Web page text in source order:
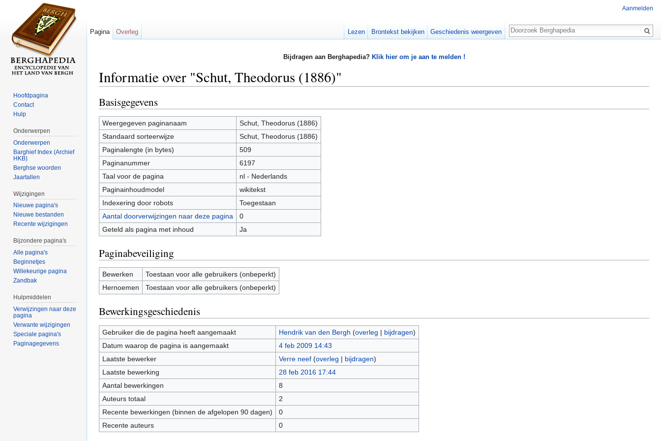
Bijdragen aan Berghapedia? Klik hier om je aan te melden !
Informatie over "Schut, Theodorus (1886)"
Basisgegevens
Weergegeven paginanaam
Schut, Theodorus (1886)
Standaard sorteerwijze
Schut, Theodorus (1886)
Paginalengte (in bytes)
509
Paginanummer
6197
Taal voor de pagina
nl - Nederlands
Paginainhoudmodel
wikitekst
Indexering door robots
Toegestaan
Aantal doorverwijzingen naar deze pagina
0
Geteld als pagina met inhoud
Ja
Paginabeveiliging
Bewerken
Toestaan voor alle gebruikers (onbeperkt)
Hernoemen
Toestaan voor alle gebruikers (onbeperkt)
Bewerkingsgeschiedenis
Gebruiker die de pagina heeft aangemaakt Hendrik van den Bergh (overleg | bijdragen)
Datum waarop de pagina is aangemaakt
4 feb 2009 14:43
Laatste bewerker
Verre neef (overleg | bijdragen)
Laatste bewerking
28 feb 2016 17:44
Aantal bewerkingen
8
Auteurs totaal
2
Recente bewerkingen (binnen de afgelopen 90 dagen)
0
Recente auteurs
0
Aanmelden
Pagina Overleg Lezen Brontekst bekijken Geschiedenis weergeven
Zoeken
Hoofdpagina
Contact
Hulp
Onderwerpen
Onderwerpen
Barghief Index (Archief
HKB)
Berghse woorden
Jaartallen
Wijzigingen
Nieuwe pagina's
Nieuwe bestanden
Recente wijzigingen
Bijzondere pagina's
Alle pagina's
Beginnetjes
Willekeurige pagina
Zandbak
Hulpmiddelen
Verwijzingen naar deze
pagina
Verwante wijzigingen
Speciale pagina's
Paginagegevens